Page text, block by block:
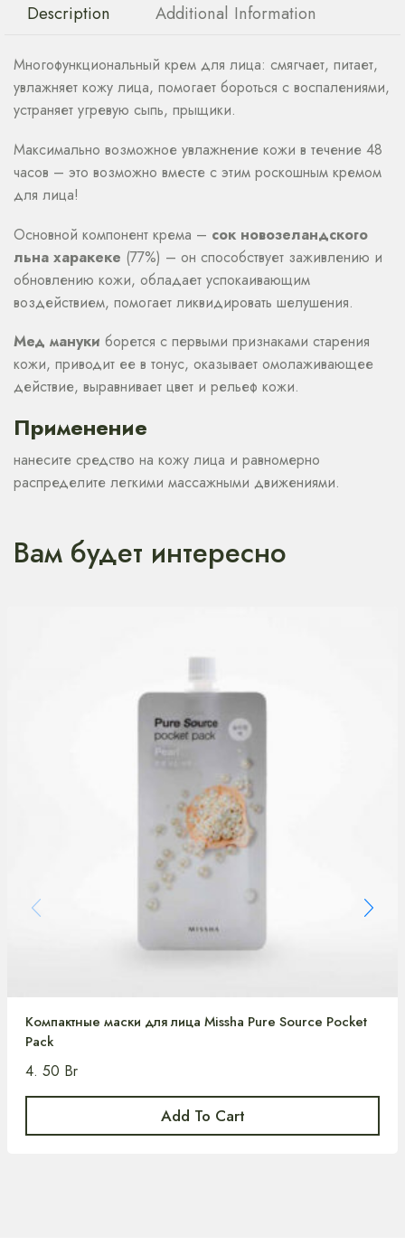
Description Additional Information
Многофункциональный крем для лица: смягчает, питает,
увлажняет кожу лица, помогает бороться с воспалениями,
устраняет угревую сыпь, прыщики.
Максимально возможное увлажнение кожи в течение 48
часов – это возможно вместе с этим роскошным кремом
для лица!
Основной компонент крема – сок новозеландского
льна харакеке (77%) – он способствует заживлению и
обновлению кожи, обладает успокаивающим
воздействием, помогает ликвидировать шелушения.
Мед мануки борется с первыми признаками старения
кожи, приводит ее в тонус, оказывает омолаживающее
действие, выравнивает цвет и рельеф кожи.
Применение
нанесите средство на кожу лица и равномерно
распределите легкими массажными движениями.
Вам будет интересно
Компактные маски для лица Missha Pure Source Pocket
Pack
4. 50 Br
Add To Cart